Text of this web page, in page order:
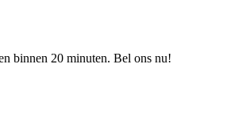
binnen 20 minuten. Bel ons nu!